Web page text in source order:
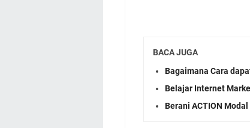
BACA JUGA
Bagaimana Cara
Belajar Internet
Berani ACTION